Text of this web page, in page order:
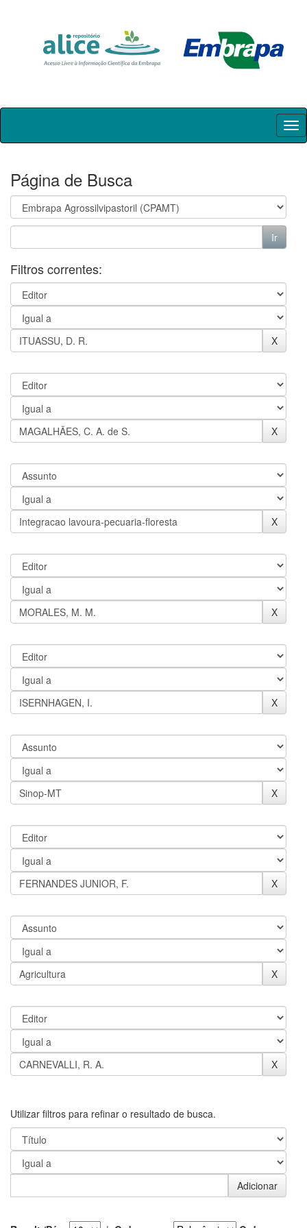
Skip
Página de Busca
Filtros correntes:
Utilizar filtros para refinar o resultado de busca.